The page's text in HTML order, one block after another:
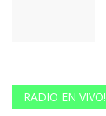
RADIO EN VIVO!